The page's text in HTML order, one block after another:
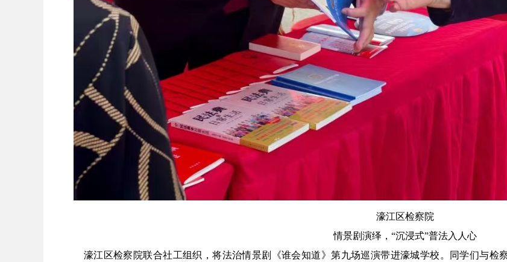
濠江区检察院
情景剧演绎，“沉浸式”普法入人心
濠江区检察院联合社工组织，将法治情景剧《谁会知道》第九场巡演带进濠城学校。同学们与检